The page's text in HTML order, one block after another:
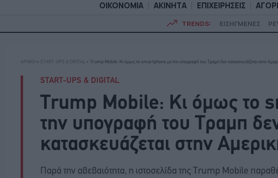
ΟΙΚΟΝΟΜΙΑ ΑΚΙΝΗΤΑ ΕΠΙΧΕΙΡΗΣΕΙΣ
TRENDS: ΕΙΣΗΓΜΕΝΕΣ
ΟΙΚΟΝΟΜΙΑ ΑΚΙΝΗΤΑ
ΑΡΧΙΚΗ » START-UPS & DIGITAL » Trump Mobile: Κι όμως το smartphone με την υπογραφή του Τραμπ δεν κατασκευάζεται στην
START-UPS & DIGITAL
Trump Mobile: Κι όμως το
την υπογραφή του Τραμπ
κατασκευάζεται στην
Παρά την αβεβαιότητα, η ιστοσελίδα της Trump Mobile